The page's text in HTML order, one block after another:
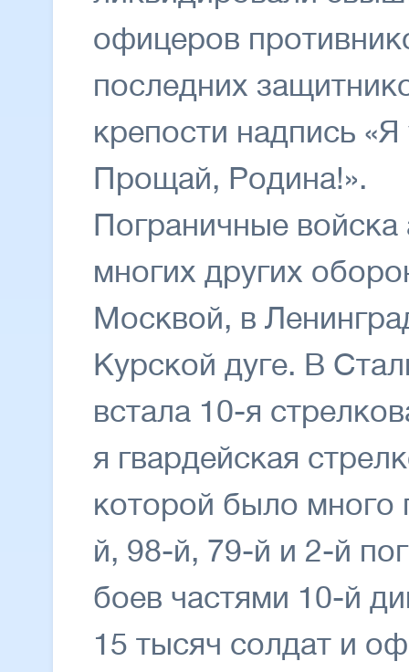
офицеров
последних
крепости надпись
Прощай, Родина!».
Пограничные войска
многих других
Москвой, в
Курской дуге. В
встала 10-я
я гвардейская
которой было много
й, 98-й, 79-й и 2-й
боев частями 10-й
15 тысяч солдат и